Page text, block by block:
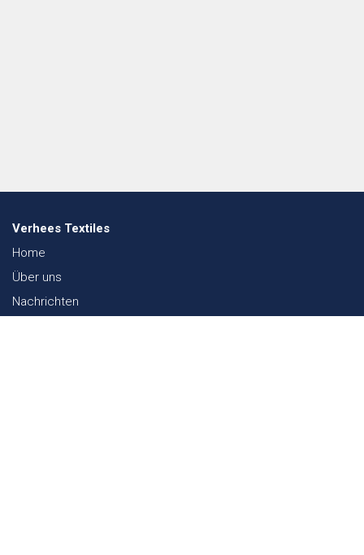
Verhees Textiles
Home
Über uns
Nachrichten